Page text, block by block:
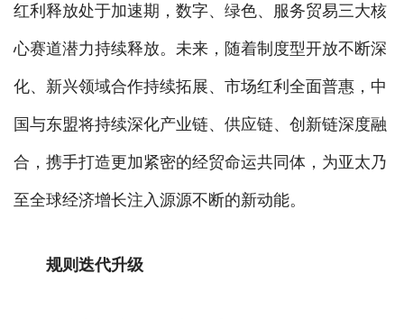
红利释放处于加速期，数字、绿色、服务贸易三大核
心赛道潜力持续释放。未来，随着制度型开放不断深
化、新兴领域合作持续拓展、市场红利全面普惠，中
国与东盟将持续深化产业链、供应链、创新链深度融
合，携手打造更加紧密的经贸命运共同体，为亚太乃
至全球经济增长注入源源不断的新动能。
规则迭代升级